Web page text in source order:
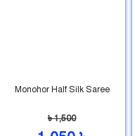
Monohor Half Silk Saree
৳ 1,500